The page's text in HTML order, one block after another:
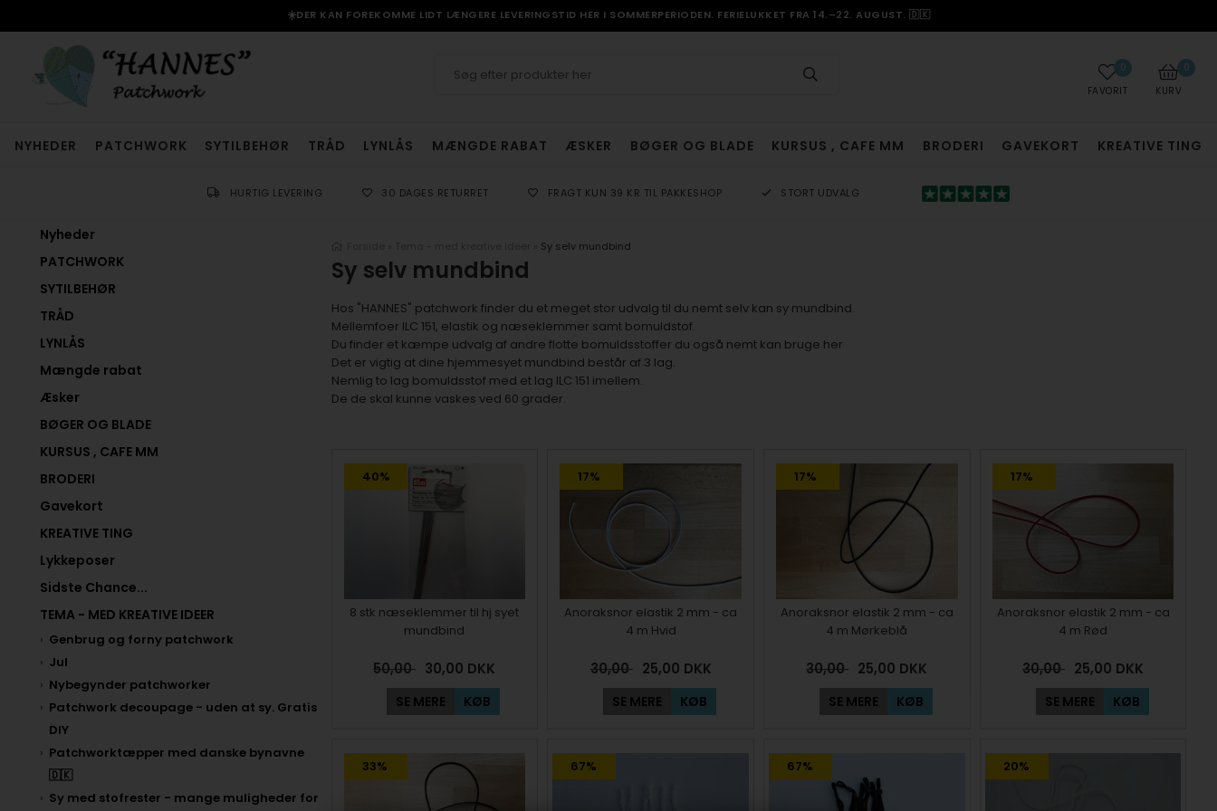
☀️DER KAN FOREKOMME LIDT LÆNGERE LEVERINGSTID HER I SOMMERPERIODEN. FERIELUKKET FRA 14.–22. AUGUST. 🇩🇰
0
KURV
0
FAVORIT
NYHEDER PATCHWORK SYTILBEHØR TRÅD LYNLÅS MÆNGDE RABAT ÆSKER BØGER OG BLADE KURSUS , CAFE MM BRODERI GAVEKORT KREATIVE TING
HURTIG LEVERING 30 DAGES RETURRET FRAGT KUN 39 KR TIL PAKKESHOP STORT UDVALG
Nyheder
PATCHWORK
SYTILBEHØR
TRÅD
LYNLÅS
Mængde rabat
Æsker
BØGER OG BLADE
KURSUS , CAFE MM
BRODERI
Gavekort
KREATIVE TING
Lykkeposer
Sidste Chance...
TEMA - MED KREATIVE IDEER
Genbrug og forny patchwork
Jul
Nybegynder patchworker
Patchwork decoupage - uden at sy. Gratis
DIY
Patchworktæpper med danske bynavne
🇩🇰
Sy med stofrester - mange muligheder for
Sy selv mundbind
Sy selv mundbind
Hos "HANNES" patchwork finder du et meget stor udvalg til du nemt selv kan sy mundbind.
Mellemfoer ILC 151, elastik og næseklemmer samt bomuldstof.
Du finder et kæmpe udvalg af andre flotte bomuldsstoffer du også nemt kan bruge her
Det er vigtig at dine hjemmesyet mundbind består af 3 lag.
Nemlig to lag bomuldsstof med et lag ILC 151 imellem.
De de skal kunne vaskes ved 60 grader.
40%
8 stk næseklemmer til hj syet
mundbind
50,00 30,00 DKK
SE MERE KØB
17%
Anoraksnor elastik 2 mm - ca
4 m Hvid
30,00 25,00 DKK
SE MERE KØB
17%
Anoraksnor elastik 2 mm - ca
4 m Mørkeblå
30,00 25,00 DKK
SE MERE KØB
17%
Anoraksnor elastik 2 mm - ca
4 m Rød
30,00 25,00 DKK
SE MERE KØB
33% 67% 67% 20%